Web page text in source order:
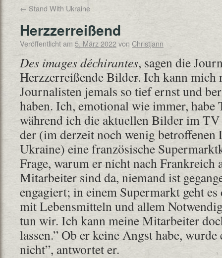
← Stand With Ukraine
Herzzerreißend
Veröffentlicht am 5. März 2022 von Christjann
Des images déchirantes, sagen die
Herzzerreißende Bilder. Ich kann mich
Journalisten jemals so tief ernst und
haben. Ich, emotional wie immer, habe
während ich die aktuellen Bilder im TV
der (im derzeit noch wenig
Ukraine) eine französische
Frage, warum er nicht nach Frankreich
Mitarbeiter sind da, niemand ist
engagiert; in einem Supermarkt geht
mit Lebensmitteln und allem
tun wir. Ich kann meine Mitarbeiter
lassen.” Ob er keine Angst habe,
nicht”, antwortet er.